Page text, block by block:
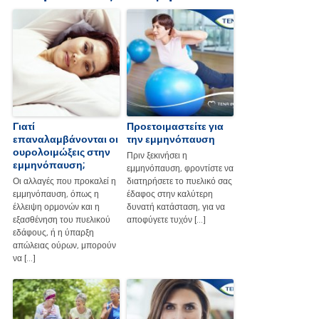
Γιατί
επαναλαμβάνονται οι
ουρολοιμώξεις στην
εμμηνόπαυση;
Οι αλλαγές που προκαλεί η
εμμηνόπαυση, όπως η
έλλειψη ορμονών και η
εξασθένηση του πυελικού
εδάφους, ή η ύπαρξη
απώλειας ούρων, μπορούν
να […]
Προετοιμαστείτε για
την εμμηνόπαυση
Πριν ξεκινήσει η
εμμηνόπαυση, φροντίστε να
διατηρήσετε το πυελικό σας
έδαφος στην καλύτερη
δυνατή κατάσταση, για να
αποφύγετε τυχόν […]